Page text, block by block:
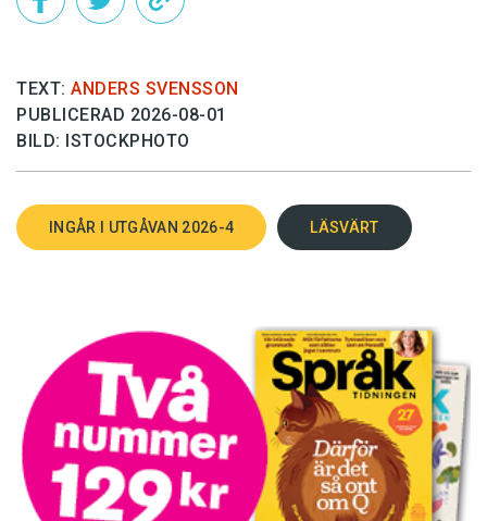
TEXT: ANDERS SVENSSON
PUBLICERAD 2026-08-01
BILD: ISTOCKPHOTO
INGÅR I UTGÅVAN 2026-4 LÄSVÄRT